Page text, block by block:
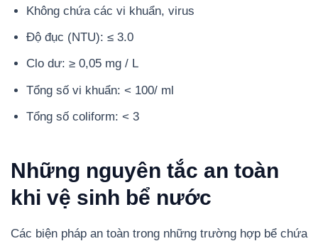
Không chứa các vi khuẩn, virus
Độ đục (NTU): ≤ 3.0
Clo dư: ≥ 0,05 mg / L
Tổng số vi khuẩn: < 100/ ml
Tổng số coliform: < 3
Những nguyên tắc an toàn
khi vệ sinh bể nước
Các biện pháp an toàn trong những trường hợp bể chứa